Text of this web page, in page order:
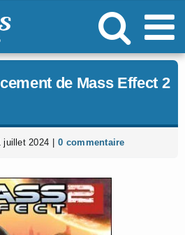
de Mass Effect 2
juillet 2024 0 commentaire